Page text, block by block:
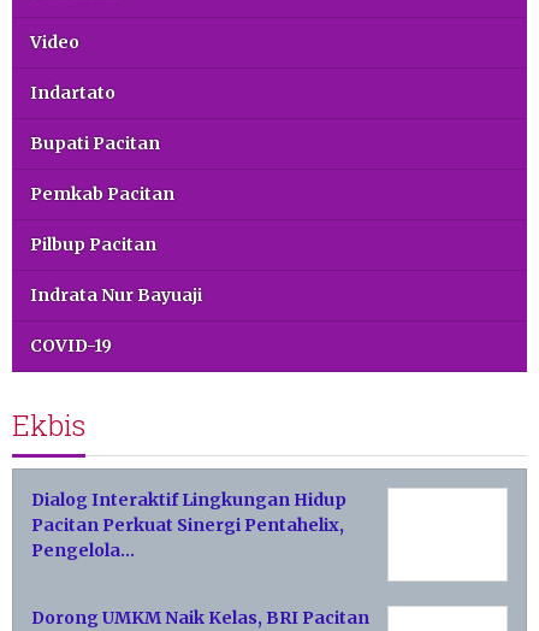
Video
Indartato
Bupati Pacitan
Pemkab Pacitan
Pilbup Pacitan
Indrata Nur Bayuaji
COVID-19
Ekbis
Dialog Interaktif Lingkungan Hidup
Pacitan Perkuat Sinergi Pentahelix,
Pengelola…
Dorong UMKM Naik Kelas, BRI Pacitan